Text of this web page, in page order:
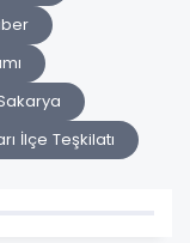
İlçe Teşkilatı